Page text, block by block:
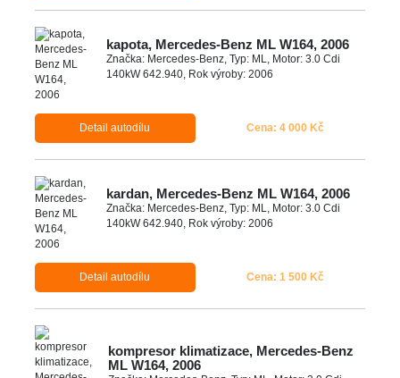
kapota, Mercedes-Benz ML W164, 2006
Značka: Mercedes-Benz, Typ: ML, Motor: 3.0 Cdi
140kW 642.940, Rok výroby: 2006
Detail autodílu Cena: 4 000 Kč
kardan, Mercedes-Benz ML W164, 2006
Značka: Mercedes-Benz, Typ: ML, Motor: 3.0 Cdi
140kW 642.940, Rok výroby: 2006
Detail autodílu Cena: 1 500 Kč
kompresor klimatizace, Mercedes-Benz
ML W164, 2006